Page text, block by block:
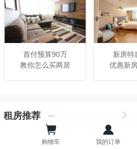
首付预算90万
教你怎么买两居
新房特
优惠新
租房推荐
购物车 我的订单